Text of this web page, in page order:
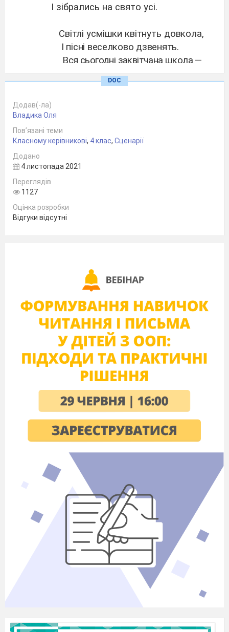
І зібрались на свято усі.
Світлі усмішки квітнуть довкола,
І пісні веселково дзвенять.
Вся сьогодні заквітчана школа —
Свято кличе дівчат і хлоп'ят.
Рік навчальний скінчився для нас.
І на серці так легко, чудово -
Це веселий і радісний час!
Цілий рік ми старанно учились
І, звичайно, росли та росли.
І останній дзвінок продзвенить.
Школярів усіх покличе
Він на урок останній раз.
І, ніби чайка, закурличе,
1 поведе в наступний клас.
В. 1:Ось зайдуть на лінійку в останнє
Випускний четвертий клас.
Хай здійсняться всі ваші бажання!
Ми ласкаво запрошуєм вас!
В. 2:-Злинь же, музико, в
небо гучніше,
В добру пору лунай, в добрий час,
Бо усі вже чекають на вас!
(Звучить музика. Заходять учні 4 класу.)
В.1: Знайомтеся!
В.2: Якщо ви, звичайно не знайомі.
Діти ( по черзі): - Веселий! - Дружній! -
Пустотливий! - Трішечки галасливий!
Але вже успішно засвоївший усі науки
початкової школи...
DOC
Додав(-ла)
Владика Оля
Пов’язані теми
Класному керівникові, 4 клас, Сценарії
Додано
4 листопада 2021
Переглядів
1127
Оцінка розробки
Відгуки відсутні